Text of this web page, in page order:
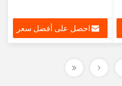
احصل على أفضل سعر